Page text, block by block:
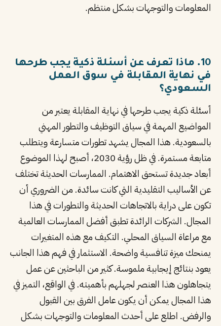
المعلومات والتوجهات بشكل منتظم.
10. ماذا تعرف عن أسئلة ذكية يجب طرحها
في نهاية المقابلة في سوق العمل
السعودي؟
أسئلة ذكية يجب طرحها في نهاية المقابلة يعتبر من
المواضيع المهمة في سياق التوظيف والتطور المهني
بالسعودية. هذا المجال يشهد تطورات متسارعة ويتطلب
متابعة مستمرة. في ظل رؤية 2030، أصبح لهذا الموضوع
أبعاد جديدة تستحق الاهتمام. الممارسات الحديثة تختلف
عن الأساليب التقليدية التي كانت سائدة. من الضروري أن
تكون على دراية بالاتجاهات الحديثة والتطورات في هذا
المجال. الشركات الرائدة تطبق أفضل الممارسات العالمية
مع مراعاة السياق المحلي. التكيف مع هذه المتغيرات
يمنحك ميزة تنافسية واضحة. الاستثمار في فهم هذا الجانب
يعود بنتائج إيجابية ملموسة. كثير من الباحثين عن عمل
يتجاهلون هذا العنصر لجهلهم بأهميته. في الواقع، التميز في
هذا المجال يمكن أن يكون عامل الفرق بين القبول
والرفض. اطلع على أحدث المعلومات والتوجهات بشكل